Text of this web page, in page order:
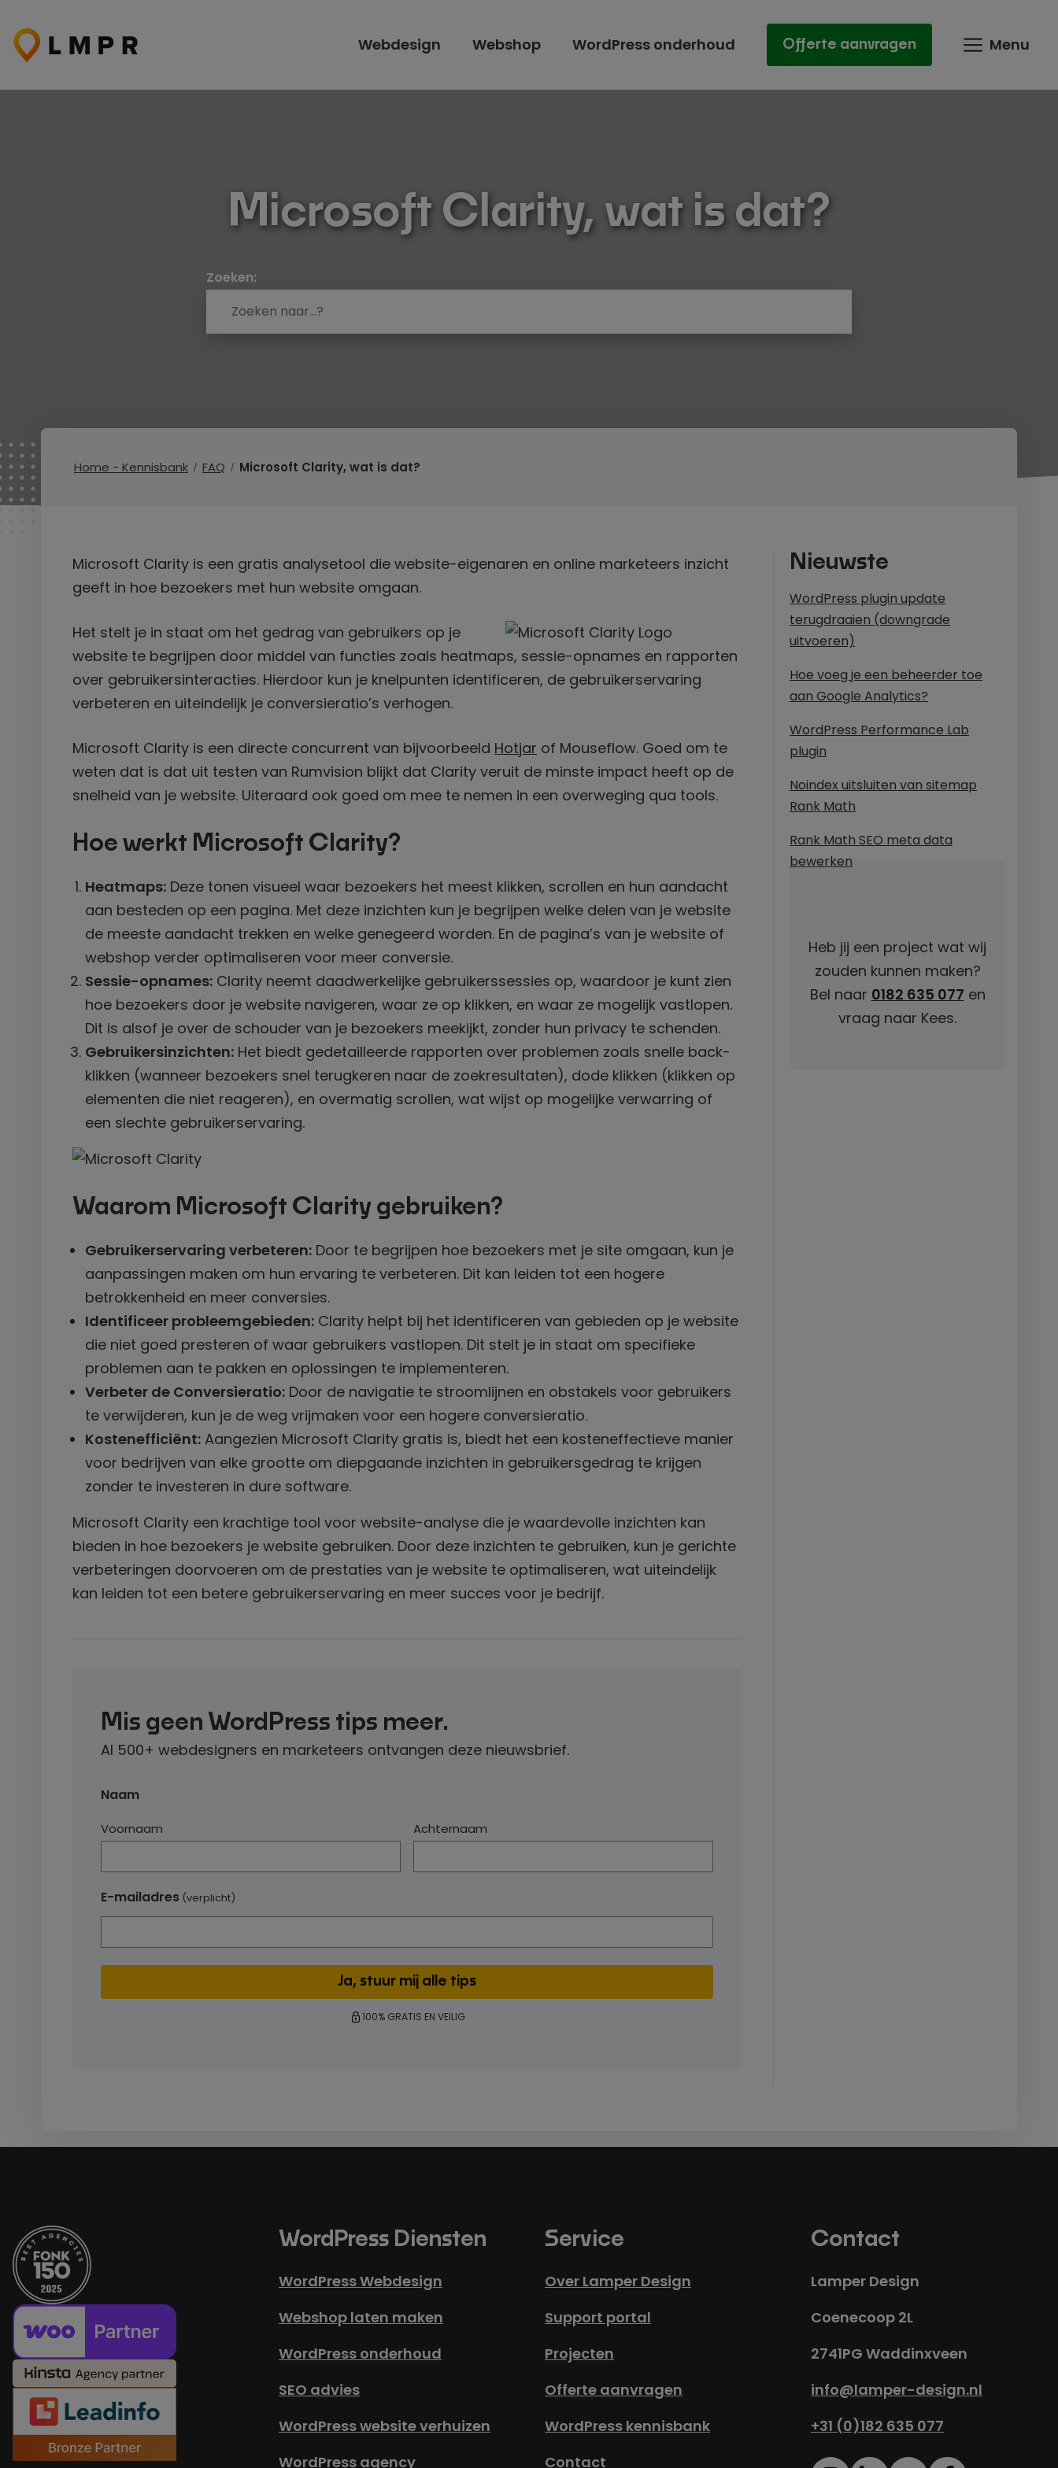
naar
de
Webdesign Webshop WordPress onderhoud Offerte aanvragen Menu
Microsoft Clarity, wat is dat?
Zoeken:
Home - Kennisbank FAQ Microsoft Clarity, wat is dat?
Microsoft Clarity is een gratis analysetool die website-eigenaren en online marketeers inzicht
geeft in hoe bezoekers met hun website omgaan.
Het stelt je in staat om het gedrag van gebruikers op je
website te begrijpen door middel van functies zoals heatmaps, sessie-opnames en rapporten
over gebruikersinteracties. Hierdoor kun je knelpunten identificeren, de gebruikerservaring
verbeteren en uiteindelijk je conversieratio’s verhogen.
Microsoft Clarity is een directe concurrent van bijvoorbeeld Hotjar of Mouseflow. Goed om te
weten dat is dat uit testen van Rumvision blijkt dat Clarity veruit de minste impact heeft op de
snelheid van je website. Uiteraard ook goed om mee te nemen in een overweging qua tools.
Hoe werkt Microsoft Clarity?
Heatmaps: Deze tonen visueel waar bezoekers het meest klikken, scrollen en hun aandacht
aan besteden op een pagina. Met deze inzichten kun je begrijpen welke delen van je website
de meeste aandacht trekken en welke genegeerd worden. En de pagina’s van je website of
webshop verder optimaliseren voor meer conversie.
Sessie-opnames: Clarity neemt daadwerkelijke gebruikerssessies op, waardoor je kunt zien
hoe bezoekers door je website navigeren, waar ze op klikken, en waar ze mogelijk vastlopen.
Dit is alsof je over de schouder van je bezoekers meekijkt, zonder hun privacy te schenden.
Gebruikersinzichten: Het biedt gedetailleerde rapporten over problemen zoals snelle back-
klikken (wanneer bezoekers snel terugkeren naar de zoekresultaten), dode klikken (klikken op
elementen die niet reageren), en overmatig scrollen, wat wijst op mogelijke verwarring of
een slechte gebruikerservaring.
Waarom Microsoft Clarity gebruiken?
Gebruikerservaring verbeteren: Door te begrijpen hoe bezoekers met je site omgaan, kun je
aanpassingen maken om hun ervaring te verbeteren. Dit kan leiden tot een hogere
betrokkenheid en meer conversies.
Identificeer probleemgebieden: Clarity helpt bij het identificeren van gebieden op je website
die niet goed presteren of waar gebruikers vastlopen. Dit stelt je in staat om specifieke
problemen aan te pakken en oplossingen te implementeren.
Verbeter de Conversieratio: Door de navigatie te stroomlijnen en obstakels voor gebruikers
te verwijderen, kun je de weg vrijmaken voor een hogere conversieratio.
Kostenefficiënt: Aangezien Microsoft Clarity gratis is, biedt het een kosteneffectieve manier
voor bedrijven van elke grootte om diepgaande inzichten in gebruikersgedrag te krijgen
zonder te investeren in dure software.
Microsoft Clarity een krachtige tool voor website-analyse die je waardevolle inzichten kan
bieden in hoe bezoekers je website gebruiken. Door deze inzichten te gebruiken, kun je gerichte
verbeteringen doorvoeren om de prestaties van je website te optimaliseren, wat uiteindelijk
kan leiden tot een betere gebruikerservaring en meer succes voor je bedrijf.
Mis geen WordPress tips meer.
Al 500+ webdesigners en marketeers ontvangen deze nieuwsbrief.
Naam
Voornaam Achternaam
E-mailadres (verplicht)
100% GRATIS EN VEILIG
Nieuwste
WordPress plugin update
terugdraaien (downgrade
uitvoeren)
Hoe voeg je een beheerder toe
aan Google Analytics?
WordPress Performance Lab
plugin
Noindex uitsluiten van sitemap
Rank Math
Rank Math SEO meta data
bewerken
Heb jij een project wat wij
zouden kunnen maken?
Bel naar 0182 635 077 en
vraag naar Kees.
WordPress Diensten
WordPress Webdesign
Webshop laten maken
WordPress onderhoud
SEO advies
WordPress website verhuizen
WordPress agency
Service
Over Lamper Design
Support portal
Projecten
Offerte aanvragen
WordPress kennisbank
Contact
Contact
Lamper Design
Coenecoop 2L
2741PG Waddinxveen
info@lamper-design.nl
+31 (0)182 635 077